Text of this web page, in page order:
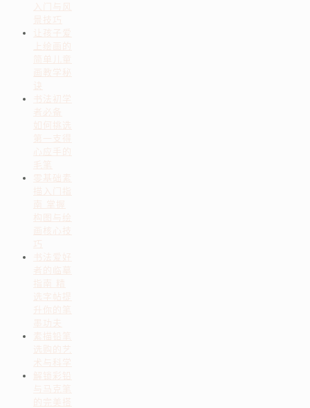
入门与风
景技巧
让孩子爱
上绘画的
简单儿童
画教学秘
书法初学
者必备
如何挑选
第一支得
心应手的
毛笔
零基础素
描入门指
南 掌握
构图与绘
画核心技
巧
书法爱好
者的临摹
指南 精
选字帖提
升你的笔
墨功夫
素描铅笔
选购的艺
术与科学
解锁彩铅
与马克笔
的完美搭